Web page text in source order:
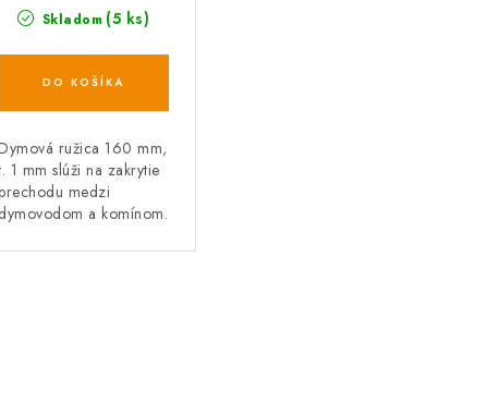
o
u
k
t
o
Skladom (5 ks)
DO KOŠÍKA
ružica 160 mm,
1 mm slúži na zakrytie
medzi
dymovodom a komínom.